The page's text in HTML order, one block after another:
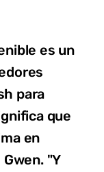
es un
para
que
en
"Y